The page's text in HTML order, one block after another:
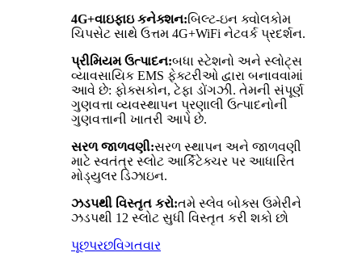
4G+વાઇફાઇ કનેક્શન:બિલ્ટ-ઇન ક્વોલકોમ
ચિપસેટ સાથે ઉત્તમ 4G+WiFi નેટવર્ક પ્રદર્શન.
પ્રીમિયમ ઉત્પાદન:બધા સ્ટેશનો અને સ્લોટ્સ
વ્યાવસાયિક EMS ફેક્ટરીઓ દ્વારા બનાવવામાં
આવે છે: ફોક્સકોન, ટેફા ડોંગઝી. તેમની સંપૂર્ણ
ગુણવત્તા વ્યવસ્થાપન પ્રણાલી ઉત્પાદનોની
ગુણવત્તાની ખાતરી આપે છે.
સરળ જાળવણી:સરળ સ્થાપન અને જાળવણી
માટે સ્વતંત્ર સ્લોટ આર્કિટેક્ચર પર આધારિત
મોડ્યુલર ડિઝાઇન.
ઝડપથી વિસ્તૃત કરો:તમે સ્લેવ બોક્સ ઉમેરીને
ઝડપથી 12 સ્લોટ સુધી વિસ્તૃત કરી શકો છો
પૂછપરછવિગતવાર